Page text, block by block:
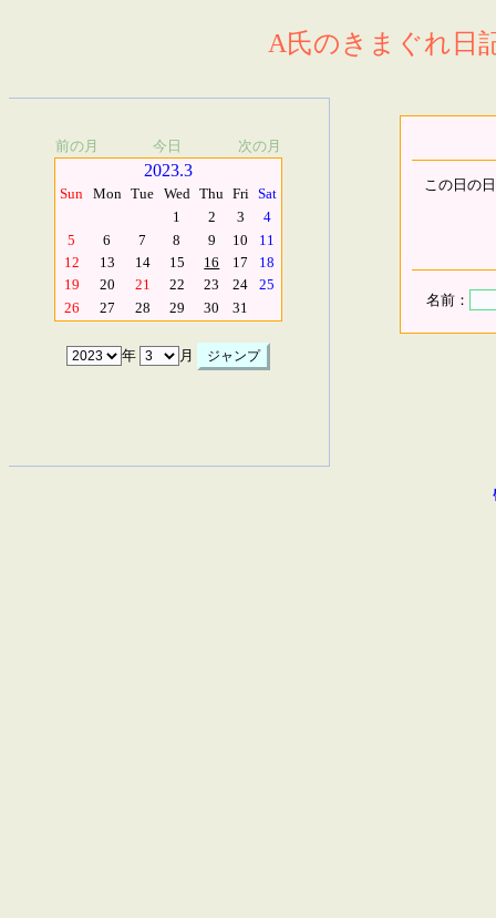
A氏のきまぐれ日
前の月 今日 次の月
2023.3
Sun Mon Tue Wed Thu Fri Sat
1
2 3
4
5
6 7 8 9 10
11
12
13 14 15 16 17
18
19
20 21 22 23 24
25
26
27 28 29 30 31
年 月
この日の
名前：